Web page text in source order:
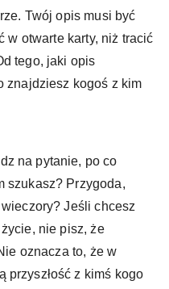
Twój opis musi być
w otwarte karty, niż tracić
tego, jaki opis
znajdziesz kogoś z kim
na pytanie, po co
szukasz? Przygoda,
wieczory? Jeśli chcesz
nie pisz, że
oznacza to, że w
przyszłość z kimś kogo